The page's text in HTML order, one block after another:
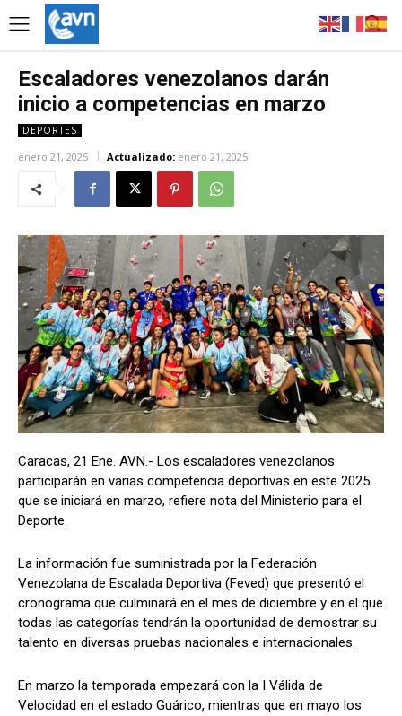
Escaladores venezolanos darán
inicio a competencias en marzo
DEPORTES
enero 21, 2025 Actualizado: enero 21, 2025
Caracas, 21 Ene. AVN.- Los escaladores venezolanos
participarán en varias competencia deportivas en este 2025
que se iniciará en marzo, refiere nota del Ministerio para el
Deporte.
La información fue suministrada por la Federación
Venezolana de Escalada Deportiva (Feved) que presentó el
cronograma que culminará en el mes de diciembre y en el que
todas las categorías tendrán la oportunidad de demostrar su
talento en diversas pruebas nacionales e internacionales.
En marzo la temporada empezará con la I Válida de
Velocidad en el estado Guárico, mientras que en mayo los